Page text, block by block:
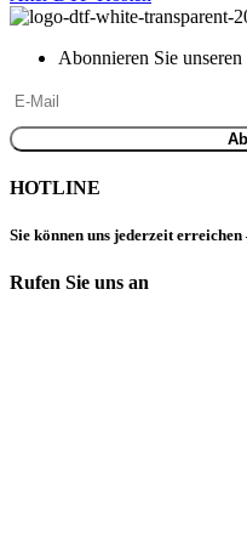
Abonnieren Sie
HOTLINE
Sie können uns jederzeit
Rufen Sie uns an